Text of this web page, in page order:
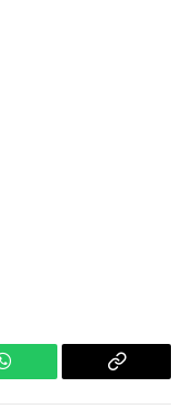
WhatsApp
Copy